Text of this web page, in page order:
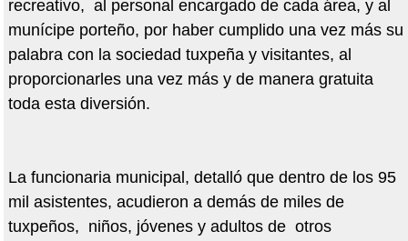
recreativo, al personal encargado de cada área, y al
munícipe porteño, por haber cumplido una vez más su
palabra con la sociedad tuxpeña y visitantes, al
proporcionarles una vez más y de manera gratuita
toda esta diversión.
La funcionaria municipal, detalló que dentro de los 95
mil asistentes, acudieron a demás de miles de
tuxpeños, niños, jóvenes y adultos de otros